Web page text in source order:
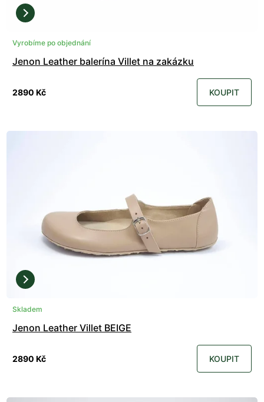
Vyrobíme po objednání
Jenon Leather balerína Villet na zakázku
2890 Kč KOUPIT
Skladem
Jenon Leather Villet BEIGE
2890 Kč KOUPIT